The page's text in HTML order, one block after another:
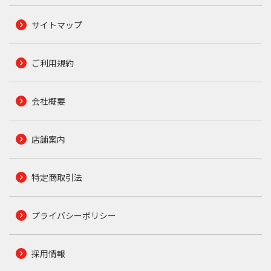
サイトマップ
ご利用規約
会社概要
店舗案内
特定商取引法
プライバシーポリシー
採用情報